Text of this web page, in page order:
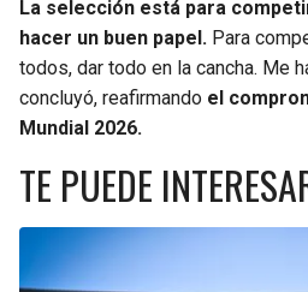
La selección está para
hacer un buen papel. Para
todos, dar todo en la cancha. Me
concluyó, reafirmando el
Mundial 2026.
TE PUEDE